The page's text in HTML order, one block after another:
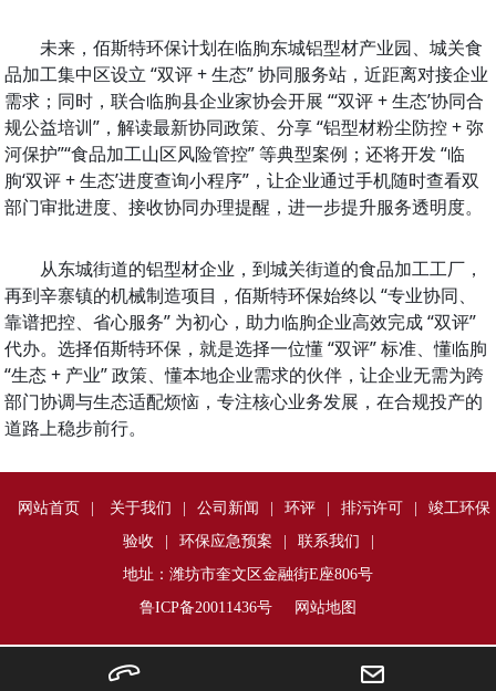
未来，佰斯特环保计划在临朐东城铝型材产业园、城关食
品加工集中区设立 “双评 + 生态” 协同服务站，近距离对接企业
需求；同时，联合临朐县企业家协会开展 “‘双评 + 生态’协同合
规公益培训”，解读最新协同政策、分享 “铝型材粉尘防控 + 弥
河保护”“食品加工山区风险管控” 等典型案例；还将开发 “临
朐‘双评 + 生态’进度查询小程序”，让企业通过手机随时查看双
部门审批进度、接收协同办理提醒，进一步提升服务透明度。
从东城街道的铝型材企业，到城关街道的食品加工工厂，
再到辛寨镇的机械制造项目，佰斯特环保始终以 “专业协同、
靠谱把控、省心服务” 为初心，助力临朐企业高效完成 “双评”
代办。选择佰斯特环保，就是选择一位懂 “双评” 标准、懂临朐
“生态 + 产业” 政策、懂本地企业需求的伙伴，让企业无需为跨
部门协调与生态适配烦恼，专注核心业务发展，在合规投产的
道路上稳步前行。
网站首页 关于我们 公司新闻 环评 排污许可
竣工环保
验收
环保应急预案 联系我们
地址：潍坊市奎文区金融街E座806号
鲁ICP备20011436号
网站地图